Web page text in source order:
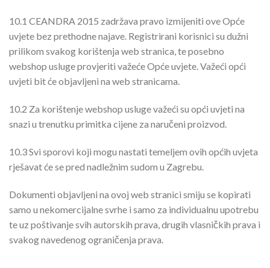
10.1 CEANDRA 2015 zadržava pravo izmijeniti ove Opće
uvjete bez prethodne najave. Registrirani korisnici su dužni
prilikom svakog korištenja web stranica, te posebno
webshop usluge provjeriti važeće Opće uvjete. Važeći opći
uvjeti bit će objavljeni na web stranicama.
10.2 Za korištenje webshop usluge važeći su opći uvjeti na
snazi u trenutku primitka cijene za naručeni proizvod.
10.3Svi sporovi koji mogu nastati temeljem ovih općih uvjeta
rješavat će se pred nadležnim sudom u Zagrebu.
Dokumenti objavljeni na ovoj web stranici smiju se kopirati
samo u nekomercijalne svrhe i samo za individualnu upotrebu
te uz poštivanje svih autorskih prava, drugih vlasničkih prava i
svakog navedenog ograničenja prava.